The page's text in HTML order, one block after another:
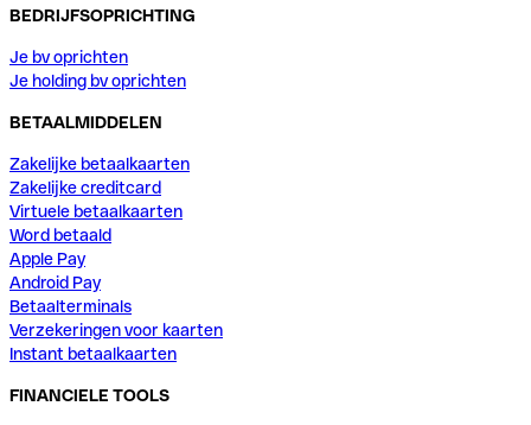
BEDRIJFSOPRICHTING
Je bv oprichten
Je holding bv oprichten
BETAALMIDDELEN
Zakelijke betaalkaarten
Zakelijke creditcard
Virtuele betaalkaarten
Word betaald
Apple Pay
Android Pay
Betaalterminals
Verzekeringen voor kaarten
Instant betaalkaarten
FINANCIELE TOOLS